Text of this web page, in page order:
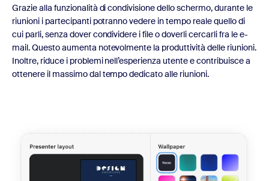
Grazie alla funzionalità di condivisione dello schermo, durante le
riunioni i partecipanti potranno vedere in tempo reale quello di
cui parli, senza dover condividere i file o doverli cercarli fra le e-
mail. Questo aumenta notevolmente la produttività delle riunioni.
Inoltre, riduce i problemi nell’esperienza utente e contribuisce a
ottenere il massimo dal tempo dedicato alle riunioni.